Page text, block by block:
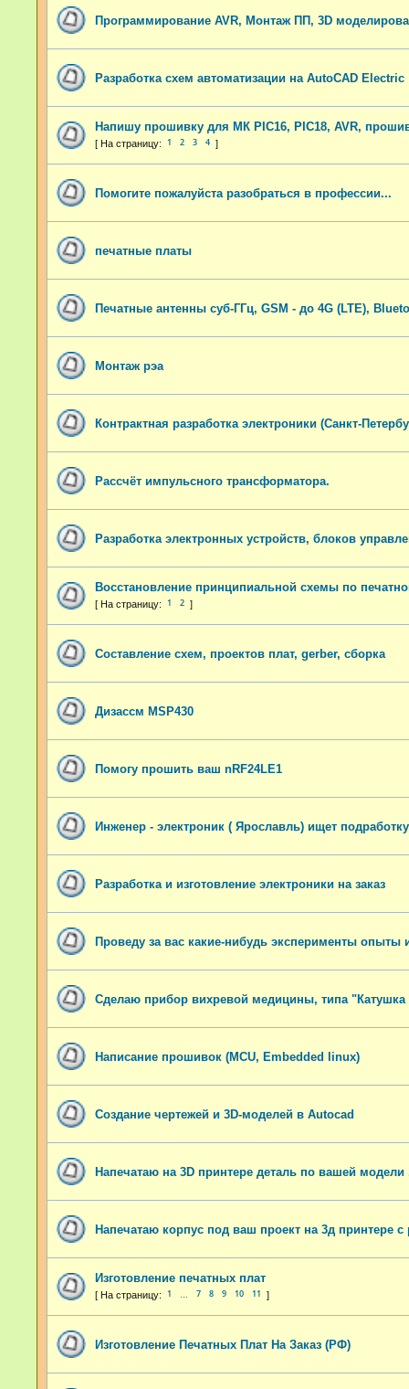
Программирование AVR, Монтаж ПП, 3D
Разработка схем автоматизации на AutoCAD Electric
Напишу прошивку для МК PIC16, PIC18, AVR,
1 2 3 4
Помогите пожалуйста разобраться в профессии...
печатные платы
Печатные антенны суб-ГГц, GSM - до 4G (LTE),
Монтаж рэа
Контрактная разработка электроники (Санкт-
Рассчёт импульсного трансформатора.
Разработка электронных устройств, блоков
Восстановление принципиальной схемы по
1 2
Составление схем, проектов плат, gerber, сборка
Дизассм MSP430
Помогу прошить ваш nRF24LE1
Инженер - электроник ( Ярославль) ищет подработку
Разработка и изготовление электроники на заказ
Проведу за вас какие-нибудь эксперименты опыты
Сделаю прибор вихревой медицины, типа
Написание прошивок (MCU, Embedded linux)
Создание чертежей и 3D-моделей в Autocad
Напечатаю на 3D принтере деталь по вашей модели
Напечатаю корпус под ваш проект на 3д принтере с
Изготовление печатных плат
1 7 8 9 10 11
Изготовление Печатных Плат На Заказ (РФ)